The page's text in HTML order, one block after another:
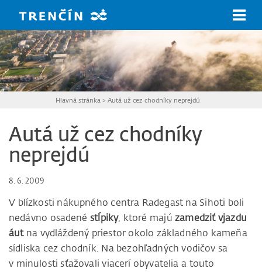
Hlavná stránka > Autá už cez chodníky neprejdú
Autá už cez chodníky
neprejdú
8. 6. 2009
V blízkosti nákupného centra Radegast na Sihoti boli
nedávno osadenéstĺpiky, ktoré majúzamedziť vjazdu
áutna vydláždený priestor okolo základného kameňa
sídliska cez chodník. Na bezohľadných vodičov sa
v minulosti sťažovali viacerí obyvatelia a tou­to